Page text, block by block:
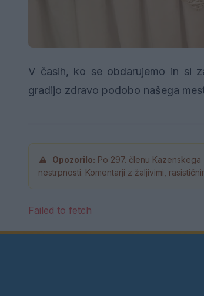
V časih, ko se obdarujemo in si
gradijo zdravo podobo našega
Opozorilo: Po 297. členu
nestrpnosti. Komentarji z žaljivimi,
Failed to fetch